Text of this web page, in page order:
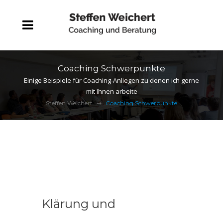
Coaching Schwerpunkte
Einige Beispiele für Coaching-Anliegen zu denen ich gerne
mit Ihnen arbeite
Steffen Weichert Coaching Schwerpunkte
Klärung und